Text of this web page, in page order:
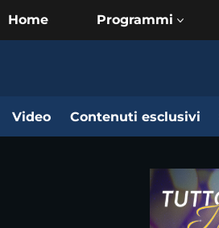
Home
Video Contenuti esclusivi